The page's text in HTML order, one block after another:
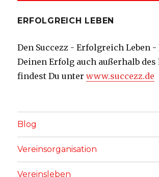
ERFOLGREICH LEBEN
Den Succezz - Erfolgreich Leben
Deinen Erfolg auch außerhalb des
findest Du unterwww.succezz.de
Blog
Vereinsorganisation
Vereinsleben